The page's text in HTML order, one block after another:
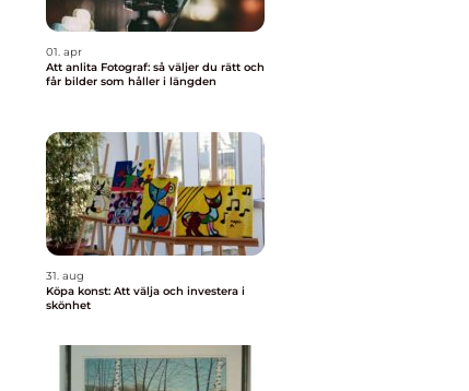
01. apr
Att anlita Fotograf: så väljer du rätt och
får bilder som håller i längden
31. aug
Köpa konst: Att välja och investera i
skönhet